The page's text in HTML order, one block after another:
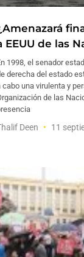
EEUU de las
1998, el senador
derecha del estado
cabo una virulenta y
de las
Deen 11